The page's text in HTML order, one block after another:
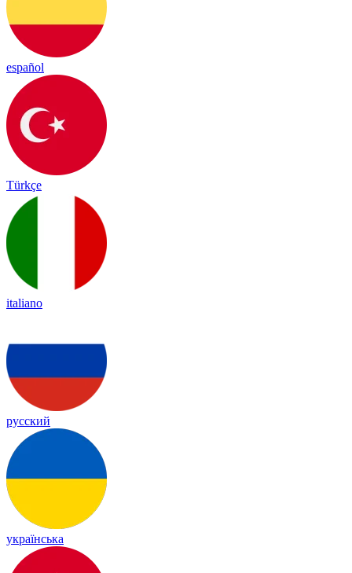
español
Türkçe
italiano
русский
українська